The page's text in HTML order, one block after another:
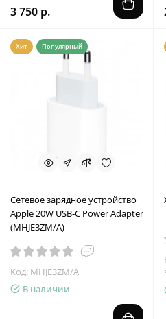
3 750 р.
Хит Популярный
Сетевое зарядное устройство
Apple 20W USB-C Power Adapter
(MHJE3ZM/A)
Код: MHJE3ZM/A
В наличии